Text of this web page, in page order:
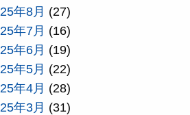
年8月 (27)
年7月 (16)
年6月 (19)
年5月 (22)
年4月 (28)
年3月 (31)